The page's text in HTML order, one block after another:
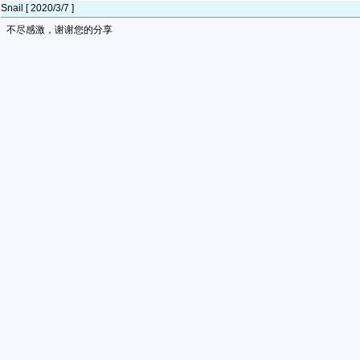
Snail [ 2020/3/7 ]
不尽感激，谢谢您的分享